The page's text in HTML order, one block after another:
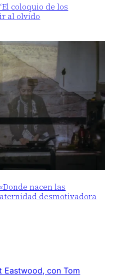
coloquio de los
al olvido
nacen las
desmotivadora
Eastwood, con Tom